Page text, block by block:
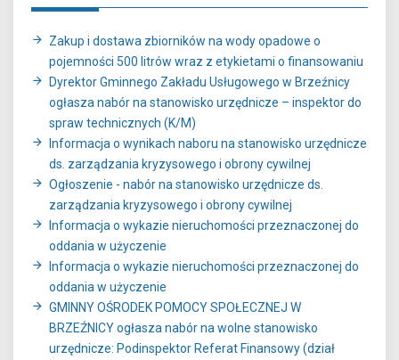
Zakup i dostawa zbiorników na wody opadowe o
pojemności 500 litrów wraz z etykietami o finansowaniu
Dyrektor Gminnego Zakładu Usługowego w Brzeźnicy
ogłasza nabór na stanowisko urzędnicze – inspektor do
spraw technicznych (K/M)
Informacja o wynikach naboru na stanowisko urzędnicze
ds. zarządzania kryzysowego i obrony cywilnej
Ogłoszenie - nabór na stanowisko urzędnicze ds.
zarządzania kryzysowego i obrony cywilnej
Informacja o wykazie nieruchomości przeznaczonej do
oddania w użyczenie
Informacja o wykazie nieruchomości przeznaczonej do
oddania w użyczenie
GMINNY OŚRODEK POMOCY SPOŁECZNEJ W
BRZEŹNICY ogłasza nabór na wolne stanowisko
urzędnicze: Podinspektor Referat Finansowy (dział